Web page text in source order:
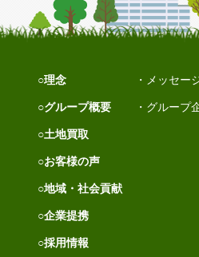
理念 メッセー
グループ概要 グループ
土地買取
お客様の声
地域・社会貢献
企業提携
採用情報